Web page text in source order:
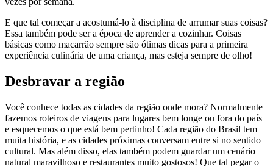
E que tal começar a acostumá-lo à disciplina de arrumar suas coisas?
Essa também pode ser a época de aprender a cozinhar. Coisas
básicas como macarrão sempre são ótimas dicas para a primeira
experiência culinária de uma criança, mas esteja sempre de olho!
Desbravar a região
Você conhece todas as cidades da região onde mora? Normalmente
fazemos roteiros de viagens para lugares bem longe ou fora do país
e esquecemos o que está bem pertinho! Cada região do Brasil tem
muita história, e as cidades próximas conversam entre si no sentido
cultural. Mas além disso, elas também podem guardar um cenário
natural maravilhoso e restaurantes muito gostosos! Que tal pegar o